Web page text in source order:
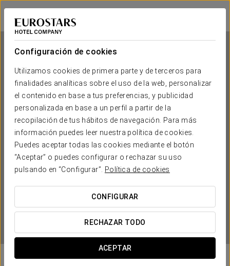
Configuración de cookies
Utilizamos cookies de primera parte y de terceros para
finalidades analíticas sobre el uso de la web, personalizar
el contenido en base a tus preferencias, y publicidad
personalizada en base a un perfil a partir de la
recopilación de tus hábitos de navegación. Para más
información puedes leer nuestra política de cookies.
Puedes aceptar todas las cookies mediante el botón
“Aceptar” o puedes configurar o rechazar su uso
pulsando en “Configurar”.
Política de cookies
CONFIGURAR
RECHAZAR TODO
ACEPTAR
Exe Doña Carlota
CIUDAD REAL
Exe Doña Carlota
CIUDAD REAL
¿CUÁNDO QUIERES IR?